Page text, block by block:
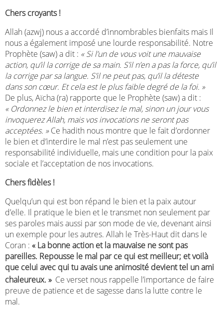
Chers croyants !
Allah (azwj) nous a accordé d’innombrables bienfaits mais Il
nous a également imposé une lourde responsabilité. Notre
Prophète (saw) a dit : « Si l’un de vous voit une mauvaise
action, qu’il la corrige de sa main. S’il n’en a pas la force, qu’il
la corrige par sa langue. S’il ne peut pas, qu’il la déteste
dans son cœur. Et cela est le plus faible degré de la foi. »
De plus, Aïcha (ra) rapporte que le Prophète (saw) a dit :
« Ordonnez le bien et interdisez le mal, sinon un jour vous
invoquerez Allah, mais vos invocations ne seront pas
acceptées. »Ce hadith nous montre que le fait d’ordonner
le bien et d’interdire le mal n’est pas seulement une
responsabilité individuelle, mais une condition pour la paix
sociale et l’acceptation de nos invocations.
Chers fidèles !
Quelqu’un qui est bon répand le bien et la paix autour
d’elle. Il pratique le bien et le transmet non seulement par
ses paroles mais aussi par son mode de vie, devenant ainsi
un exemple pour les autres. Allah le Très-Haut dit dans le
Coran : « La bonne action et la mauvaise ne sont pas
pareilles. Repousse le mal par ce qui est meilleur; et voilà
que celui avec qui tu avais une animosité devient tel un ami
chaleureux. » Ce verset nous rappelle l’importance de faire
preuve de patience et de sagesse dans la lutte contre le
mal.